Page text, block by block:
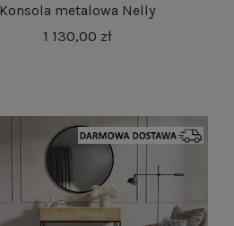
Konsola metalowa Nelly
1 130,00 zł